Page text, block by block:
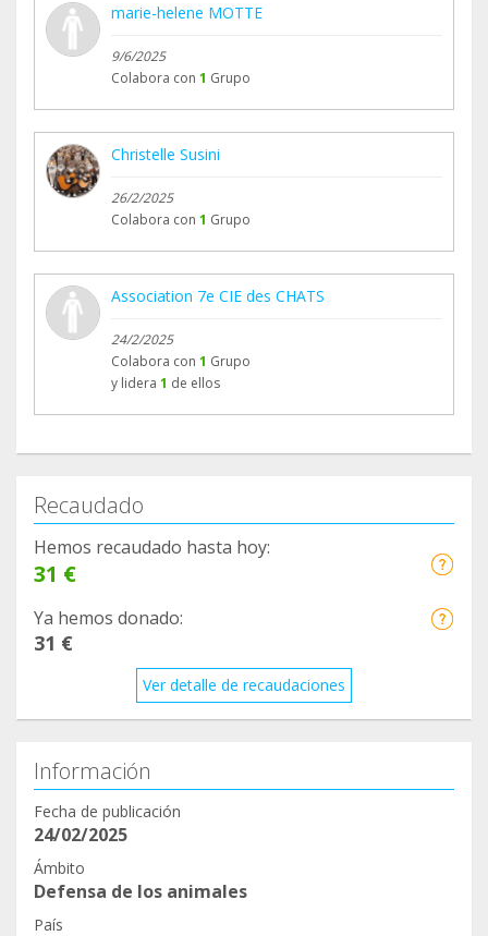
marie-helene MOTTE
9/6/2025
Colabora con 1 Grupo
Christelle Susini
26/2/2025
Colabora con 1 Grupo
Association 7e CIE des CHATS
24/2/2025
Colabora con 1 Grupo
y lidera 1 de ellos
Recaudado
Hemos recaudado hasta hoy:
31 €
Ya hemos donado:
31 €
Ver detalle de recaudaciones
Información
Fecha de publicación
24/02/2025
Ámbito
Defensa de los animales
País